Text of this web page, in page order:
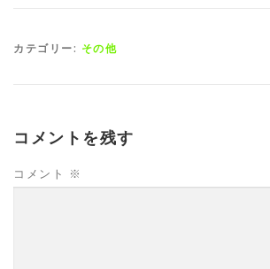
カテゴリー: その他
コメントを残す
コメント ※